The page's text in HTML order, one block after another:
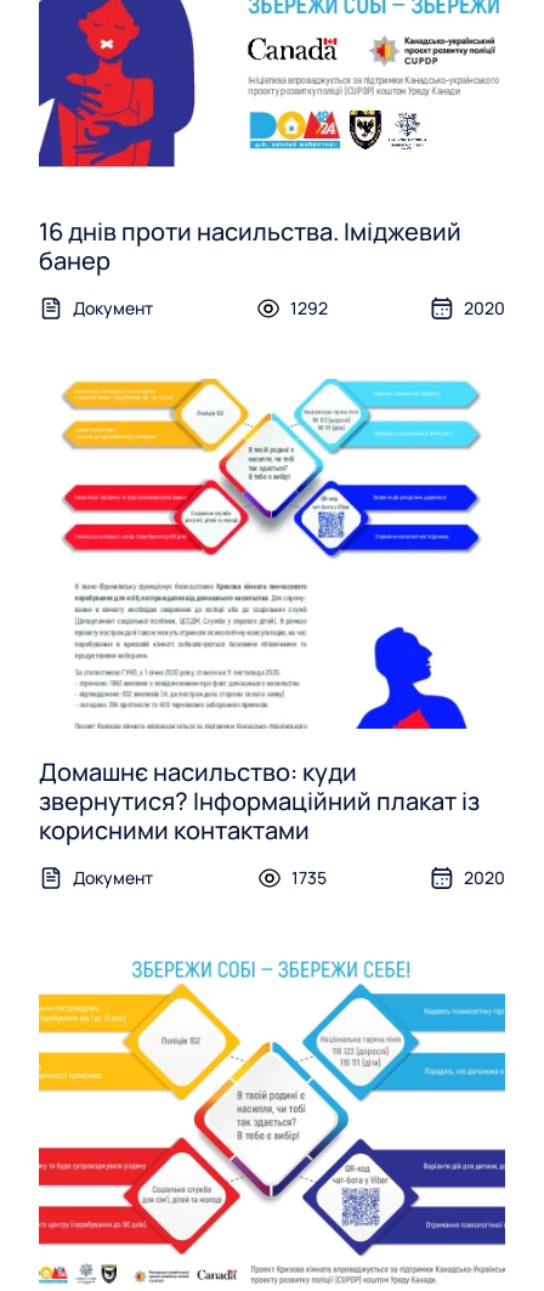
16 днів проти насильства. Іміджевий
банер
Документ 1292 2020
Домашнє насильство: куди
звернутися? Інформаційний плакат із
корисними контактами
Документ 1735 2020